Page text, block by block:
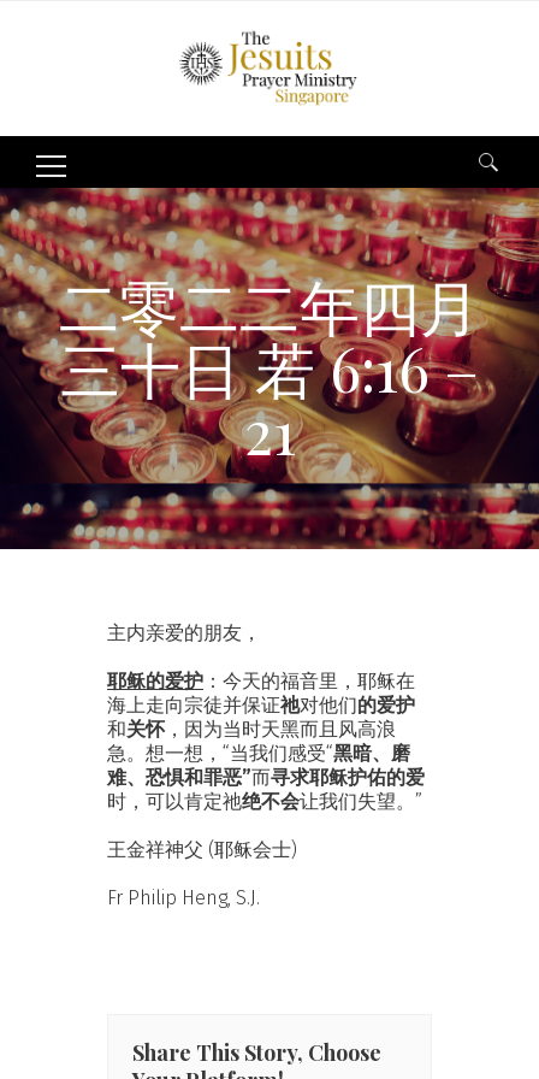
Search
for:
二零二二年四月
三十日 若 6:16 –
21
主内亲爱的朋友，
耶稣的爱护 ：今天的福音里，耶稣在
海上走向宗徒并保证祂对他们的爱护
和关怀 ，因为当时天黑而且风高浪
急。想一想，“当我们感受“黑暗、磨
难、恐惧和罪恶”而寻求耶稣护佑的爱
时，可以肯定祂绝不会让我们失望。”
王金祥神父 (耶稣会士)
Fr Philip Heng, S.J.
Share This Story, Choose